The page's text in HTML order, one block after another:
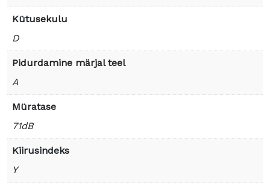
Kütusekulu
D
Pidurdamine märjal teel
A
Müratase
71dB
Kiirusindeks
Y